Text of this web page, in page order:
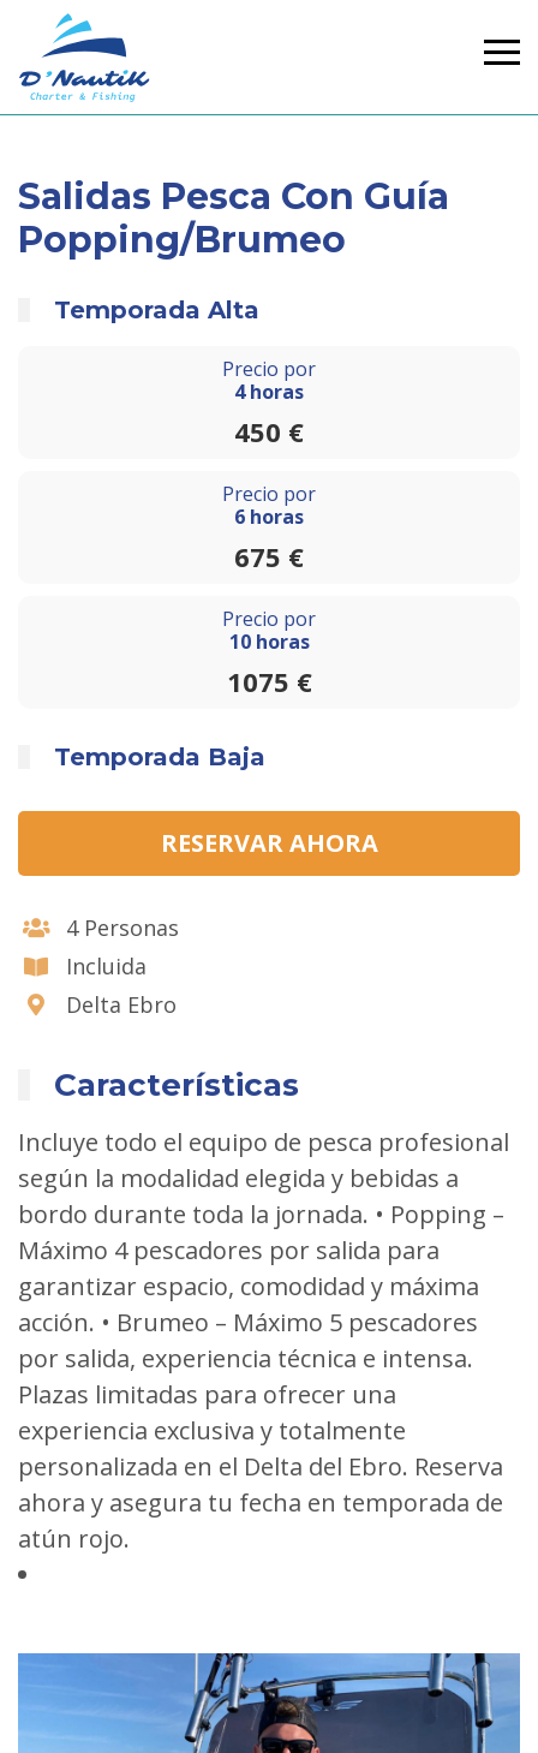
Salidas Pesca Con Guía
Popping/Brumeo
Temporada Alta
Precio por
4 horas
450 €
Precio por
6 horas
675 €
Precio por
10 horas
1075 €
Temporada Baja
RESERVAR AHORA
4 Personas
Incluida
Delta Ebro
Características
Incluye todo el equipo de pesca profesional
según la modalidad elegida y bebidas a
bordo durante toda la jornada. • Popping –
Máximo 4 pescadores por salida para
garantizar espacio, comodidad y máxima
acción. • Brumeo – Máximo 5 pescadores
por salida, experiencia técnica e intensa.
Plazas limitadas para ofrecer una
experiencia exclusiva y totalmente
personalizada en el Delta del Ebro. Reserva
ahora y asegura tu fecha en temporada de
atún rojo.